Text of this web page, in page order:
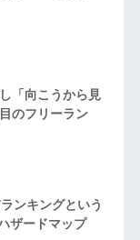
「向こうから見
のフリーラン
ンキングという
ザードマップ